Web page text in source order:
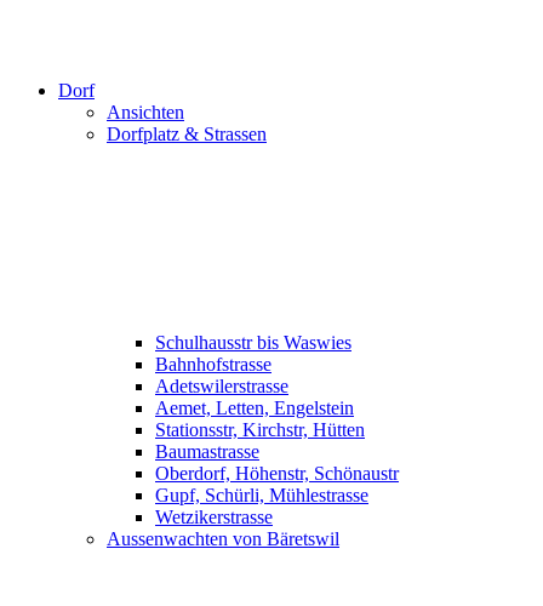
Dorf
Ansichten
Dorfplatz & Strassen
Schulhausstr bis Waswies
Bahnhofstrasse
Adetswilerstrasse
Aemet, Letten, Engelstein
Stationsstr, Kirchstr, Hütten
Baumastrasse
Oberdorf, Höhenstr, Schönaustr
Gupf, Schürli, Mühlestrasse
Wetzikerstrasse
Aussenwachten von Bäretswil